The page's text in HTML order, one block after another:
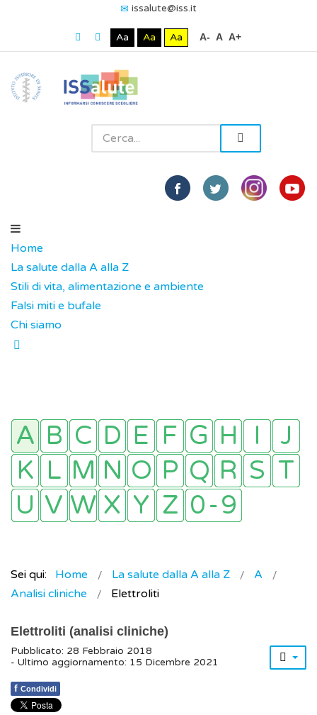
issalute@iss.it
Aa Aa Aa A- A A+
Home
La salute dalla A alla Z
Stili di vita, alimentazione e ambiente
Falsi miti e bufale
Chi siamo
Sei qui: Home La salute dalla A alla Z
A
Analisi cliniche
Elettroliti
Elettroliti (analisi cliniche)
Pubblicato: 28 Febbraio 2018
- Ultimo aggiornamento: 15 Dicembre 2021
f Condividi